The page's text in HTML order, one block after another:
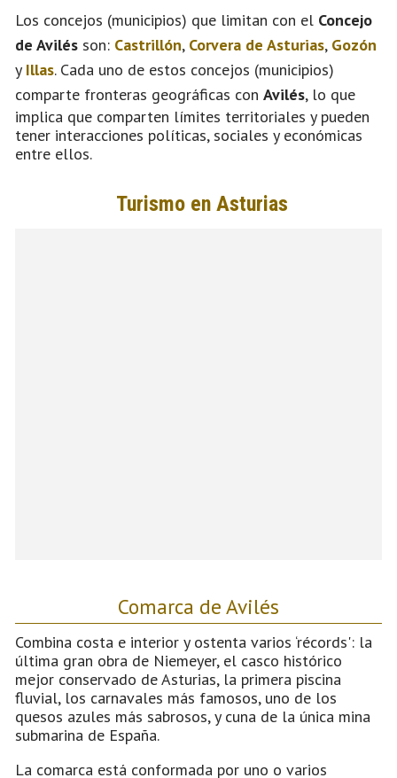
Los concejos (municipios) que limitan con el Concejo
de Avilés son: Castrillón, Corvera de Asturias, Gozón
y Illas. Cada uno de estos concejos (municipios)
comparte fronteras geográficas con Avilés, lo que
implica que comparten límites territoriales y pueden
tener interacciones políticas, sociales y económicas
entre ellos.
Comarca de Avilés
Combina costa e interior y ostenta varios ‘récords': la
última gran obra de Niemeyer, el casco histórico
mejor conservado de Asturias, la primera piscina
fluvial, los carnavales más famosos, uno de los
quesos azules más sabrosos, y cuna de la única mina
submarina de España.
La comarca está conformada por uno o varios